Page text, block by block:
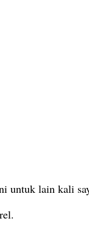
untuk lain kali